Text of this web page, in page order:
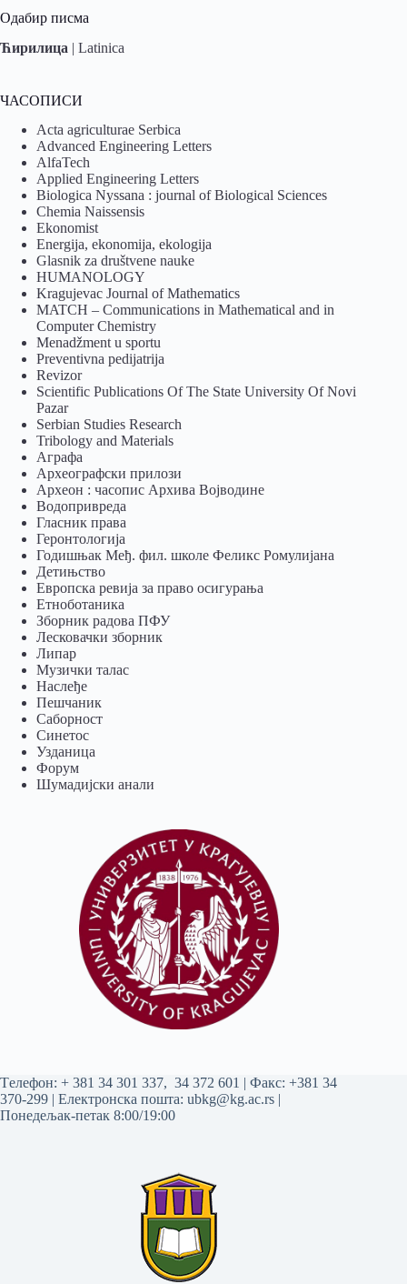
Одабир писма
Ћирилица | Latinica
ЧАСОПИСИ
Acta agriculturae Serbica
Advanced Engineering Letters
AlfaTech
Applied Engineering Letters
Biologica Nyssana : journal of Biological Sciences
Chemia Naissensis
Ekonomist
Energija, ekonomija, ekologija
Glasnik za društvene nauke
HUMANOLOGY
Kragujevac Journal of Mathematics
MATCH – Communications in Mathematical and in
Computer Chemistry
Menadžment u sportu
Preventivna pedijatrija
Revizor
Scientific Publications Of The State University Of Novi
Pazar
Serbian Studies Research
Tribology and Materials
Аграфа
Археографски прилози
Археон : часопис Архива Војводине
Водопривреда
Гласник права
Геронтологија
Годишњак Међ. фил. школе Феликс Ромулијана
Детињство
Европска ревија за право осигурања
Eтноботаника
Зборник радова ПФУ
Лесковачки зборник
Липар
Музички талас
Наслеђе
Пешчаник
Саборност
Синетос
Узданица
Форум
Шумадијски анали
Tелефон: + 381 34 301 337, 34 372 601 | Факс: +381 34
370-299 | Електронска пошта: ubkg@kg.ac.rs |
Понедељак-петак 8:00/19:00